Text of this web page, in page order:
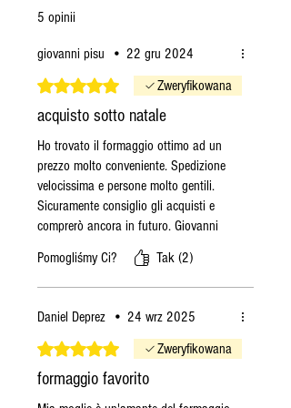
Nuraghe D'Oro wyróżnia się
wyrazistym smakiem, idealną
równowagą między słodyczą
mleka owczego a lekkością
mleka koziego, które tworzą
niepowtarzalny i
niepowtarzalny smak.
4)Czy ten ser nadaje się do
specjalnych diet? Tak, dzięki
jakości użytego mleka,
Nuraghe D'Oro nadaje się do
wielu diet, również dla osób
smaczne potrawy.
5)Jak łączyć Nuraghe D'Oro z
jedzeniem? Nuraghe D'Oro jest
5 opinii
giovanni pisu • 22 gru 2024
Oceniono na 5 z 5 gwiazdek.
Zweryfikowana
acquisto sotto natale
Ho trovato il formaggio ottimo ad un
prezzo molto conveniente. Spedizione
velocissima e persone molto gentili.
Sicuramente consiglio gli acquisti e
comprerò ancora in futuro. Giovanni
Pomogliśmy Ci?
Tak (2)
Daniel Deprez • 24 wrz 2025
Oceniono na 5 z 5 gwiazdek.
Zweryfikowana
formaggio favorito